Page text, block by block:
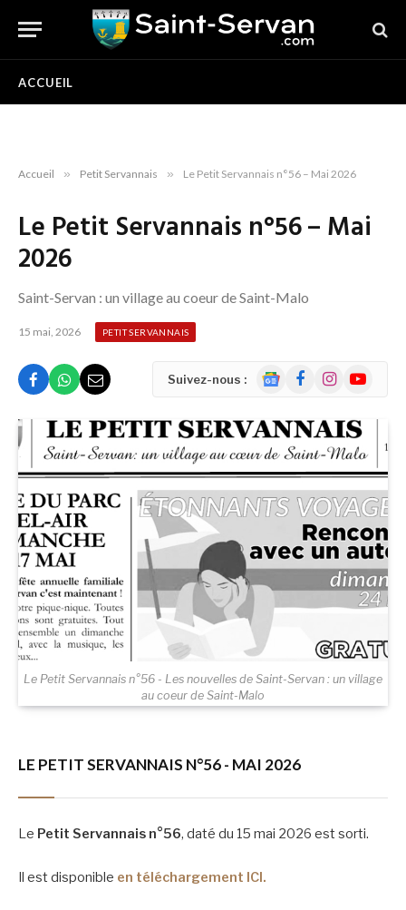
ACCUEIL
Accueil » Petit Servannais » Le Petit Servannais n°56 – Mai 2026
Le Petit Servannais n°56 – Mai
2026
Saint-Servan : un village au coeur de Saint-Malo
15 mai, 2026 PETIT SERVANNAIS
Suivez-nous :
GoogleFacebookInstagramYouTube
Le Petit Servannais n°56 - Les nouvelles de Saint-Servan : un village
au coeur de Saint-Malo
LE PETIT SERVANNAIS N°56 - MAI 2026
Le Petit Servannais n°56, daté du 15 mai 2026 est sorti.
Il est disponible en téléchargement ICI.